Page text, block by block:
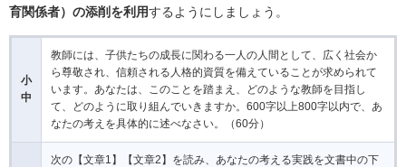
育関係者）の添削を利用するようにしましょう。
小
中
教師には、子供たちの成長に関わる一人の人間として、広く社会か
ら尊敬され、信頼される人格的資質を備えていることが求められて
います。あなたは、このことを踏まえ、どのような教師を目指し
て、どのように取り組んでいきますか。600字以上800字以内で、あ
なたの考えを具体的に述べなさい。（60分）
次の【文章1】【文章2】を読み、あなたの考える実践を文書中の下